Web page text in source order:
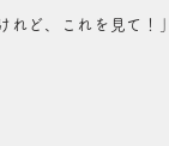
れど、これを見て！」